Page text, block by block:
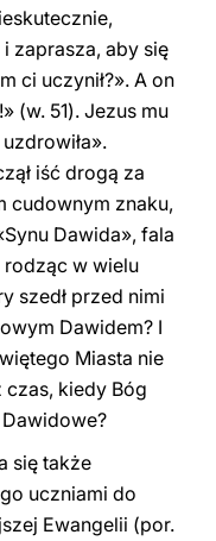
zaprasza, aby się
ci uczynił?». A on
(w. 51). Jezus mu
iść drogą za
cudownym znaku,
Dawida», fala
rodząc w wielu
szedł przed nimi
Dawidem? I
Miasta nie
czas, kiedy Bóg
się także
uczniami do
Ewangelii (por.